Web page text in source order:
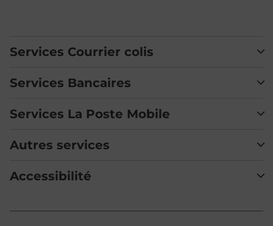
Services Courrier colis
Services Bancaires
Services La Poste Mobile
Autres services
Accessibilité